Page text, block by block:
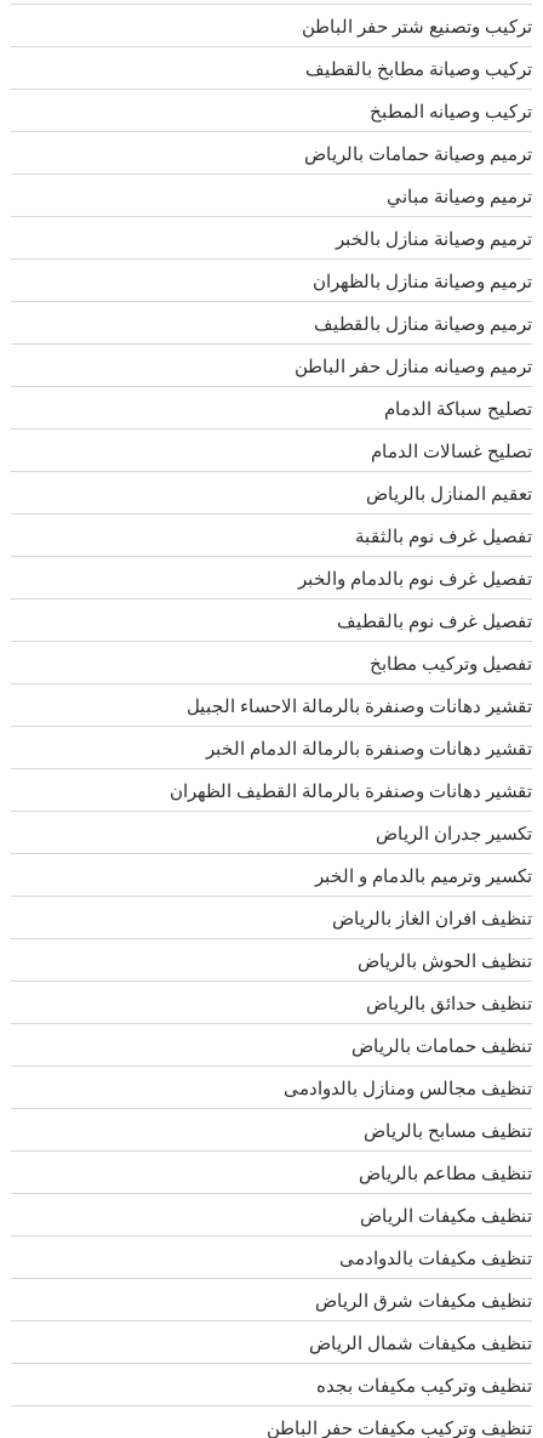
تركيب وتصنيع شتر حفر الباطن
تركيب وصيانة مطابخ بالقطيف
تركيب وصيانه المطبخ
ترميم وصيانة حمامات بالرياض
ترميم وصيانة مباني
ترميم وصيانة منازل بالخبر
ترميم وصيانة منازل بالظهران
ترميم وصيانة منازل بالقطيف
ترميم وصيانه منازل حفر الباطن
تصليح سباكة الدمام
تصليح غسالات الدمام
تعقيم المنازل بالرياض
تفصيل غرف نوم بالثقبة
تفصيل غرف نوم بالدمام والخبر
تفصيل غرف نوم بالقطيف
تفصيل وتركيب مطابخ
تقشير دهانات وصنفرة بالرمالة الاحساء الجبيل
تقشير دهانات وصنفرة بالرمالة الدمام الخبر
تقشير دهانات وصنفرة بالرمالة القطيف الظهران
تكسير جدران الرياض
تكسير وترميم بالدمام و الخبر
تنظيف افران الغاز بالرياض
تنظيف الحوش بالرياض
تنظيف حدائق بالرياض
تنظيف حمامات بالرياض
تنظيف مجالس ومنازل بالدوادمى
تنظيف مسابح بالرياض
تنظيف مطاعم بالرياض
تنظيف مكيفات الرياض
تنظيف مكيفات بالدوادمى
تنظيف مكيفات شرق الرياض
تنظيف مكيفات شمال الرياض
تنظيف وتركيب مكيفات بجده
تنظيف وتركيب مكيفات حفر الباطن